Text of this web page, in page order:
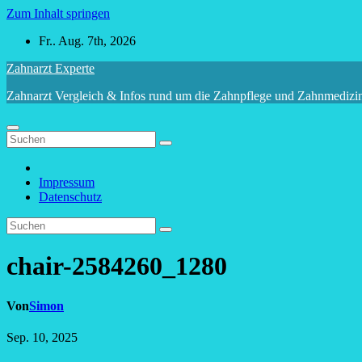
Zum Inhalt springen
Fr.. Aug. 7th, 2026
Zahnarzt Experte
Zahnarzt Vergleich & Infos rund um die Zahnpflege und
Impressum
Datenschutz
chair-2584260_1280
VonSimon
Sep. 10, 2025